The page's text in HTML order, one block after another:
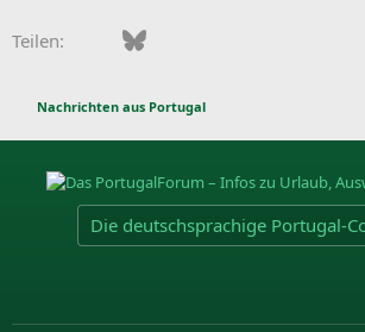
Teilen: FacebookBluesky
Nachrichten aus Portugal
Die deutschsprachige Portugal-